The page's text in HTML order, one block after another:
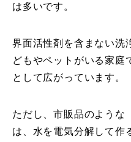
は多いです。
界面活性剤を含まない洗
どもやペットがいる家庭
として広がっています。
ただし、市販品のような
は、水を電気分解して作